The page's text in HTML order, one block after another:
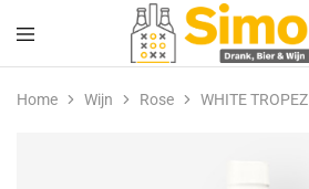
Simonsdrank.nl
Drank,
Bier
&
Home Wijn Rose WHITE TROPEZ